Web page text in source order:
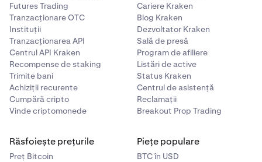
Futures Trading
Tranzacționare OTC
Instituții
Tranzacționarea API
Centrul API Kraken
Recompense de staking
Trimite bani
Achiziții recurente
Cumpără cripto
Vinde criptomonede
Cariere Kraken
Blog Kraken
Dezvoltator Kraken
Sală de presă
Program de afiliere
Listări de active
Status Kraken
Centrul de asistență
Reclamații
Breakout Prop Trading
Răsfoiește prețurile
Preț Bitcoin
Piețe populare
BTC în USD